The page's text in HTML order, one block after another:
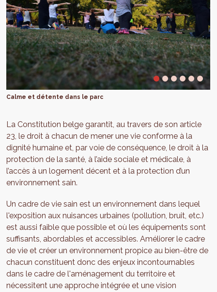
Calme et détente dans le parc
La Constitution belge garantit, au travers de son article
23, le droit à chacun de mener une vie conforme à la
dignité humaine et, par voie de conséquence, le droit à la
protection de la santé, à l’aide sociale et médicale, à
l’accès à un logement décent et à la protection d’un
environnement sain.
Un cadre de vie sain est un environnement dans lequel
l'exposition aux nuisances urbaines (pollution, bruit, etc.)
est aussi faible que possible et où les équipements sont
suffisants, abordables et accessibles. Améliorer le cadre
de vie et créer un environnement propice au bien-être de
chacun constituent donc des enjeux incontournables
dans le cadre de l'aménagement du territoire et
nécessitent une approche intégrée et une vision